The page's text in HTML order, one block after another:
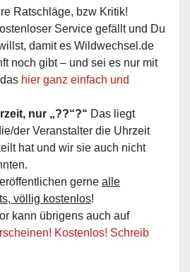
Ratschläge, bzw Kritik!
Service gefällt und Du
damit es Wildwechsel.de
noch gibt – und sei es nur mit
hier ganz einfach und
nur „??“?“ Das liegt
der Veranstalter die Uhrzeit
hat und wir sie auch nicht
gerne alle
völlig kostenlos!
kann übrigens auch auf
Kostenlos! Schreib